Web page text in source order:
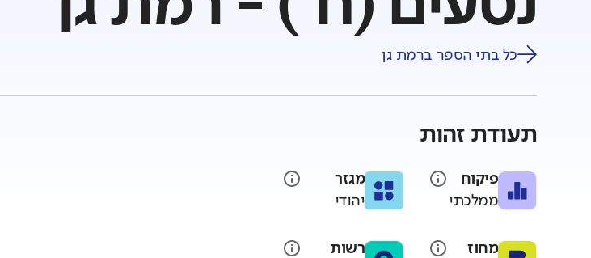
כל בתי הספר ברמת גן
תעודת זהות
פיקוח
ממלכתי
מגזר
יהודי
מחוז
רשות